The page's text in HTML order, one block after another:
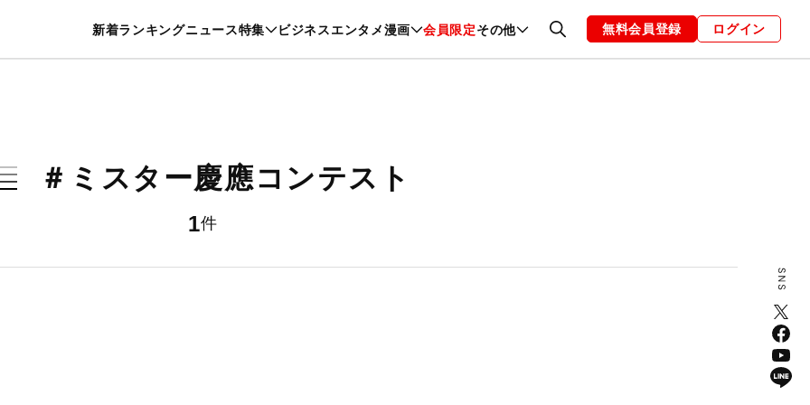
新着ランキングニュース特集 ビジネスエンタメ漫画 会員限定その他
暮らし スポーツ ヘルスケア 美容 グルメ ファッション 恋愛・結婚 編集部 お知らせ
無料会員登録 ログイン
＃ミスター慶應コンテスト
1件